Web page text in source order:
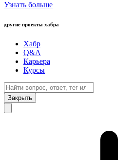
Узнать больше
другие проекты хабра
Хабр
Q&A
Карьера
Курсы
Закрыть